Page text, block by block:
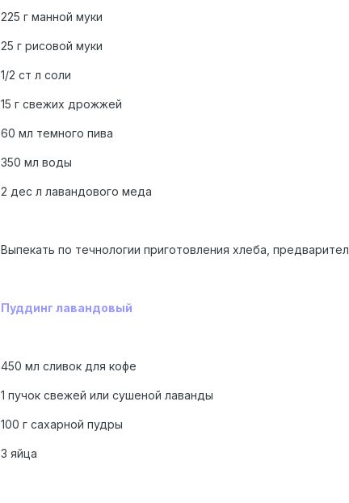
225 г манной муки
25 г рисовой муки
1/2 ст л соли
15 г свежих дрожжей
60 мл темного пива
350 мл воды
2 дес л лавандового меда
Выпекать по течнологии приготовления хлеба,
Пуддинг лавандовый
450 мл сливок для кофе
1 пучок свежей или сушеной лаванды
100 г сахарной пудры
3 яйца